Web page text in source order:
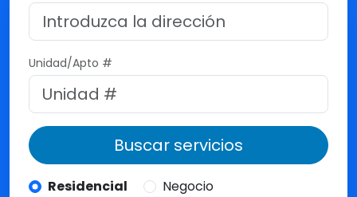
Unidad/Apto #
Buscar servicios
Residencial Negocio